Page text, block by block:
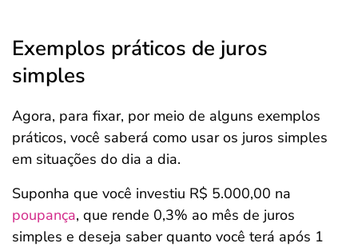
Exemplos práticos de juros
simples
Agora, para fixar, por meio de alguns exemplos
práticos, você saberá como usar os juros simples
em situações do dia a dia.
Suponha que você investiu R$ 5.000,00 na
poupança, que rende 0,3% ao mês de juros
simples e deseja saber quanto você terá após 1